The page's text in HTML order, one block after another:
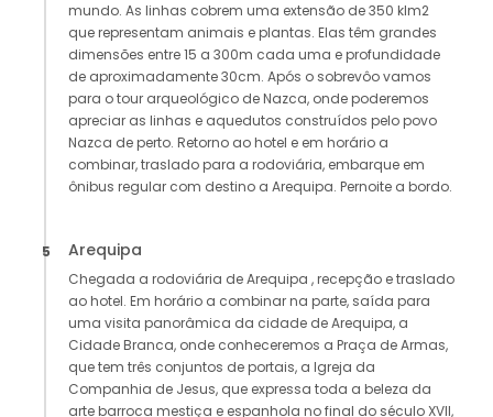
mundo. As linhas cobrem uma extensão de 350 klm2
que representam animais e plantas. Elas têm grandes
dimensões entre 15 a 300m cada uma e profundidade
de aproximadamente 30cm. Após o sobrevôo vamos
para o tour arqueológico de Nazca, onde poderemos
apreciar as linhas e aquedutos construídos pelo povo
Nazca de perto. Retorno ao hotel e em horário a
combinar, traslado para a rodoviária, embarque em
ônibus regular com destino a Arequipa. Pernoite a bordo.
5 Arequipa
Chegada a rodoviária de Arequipa , recepção e traslado
ao hotel. Em horário a combinar na parte, saída para
uma visita panorâmica da cidade de Arequipa, a
Cidade Branca, onde conheceremos a Praça de Armas,
que tem três conjuntos de portais, a Igreja da
Companhia de Jesus, que expressa toda a beleza da
arte barroca mestiça e espanhola no final do século XVII,